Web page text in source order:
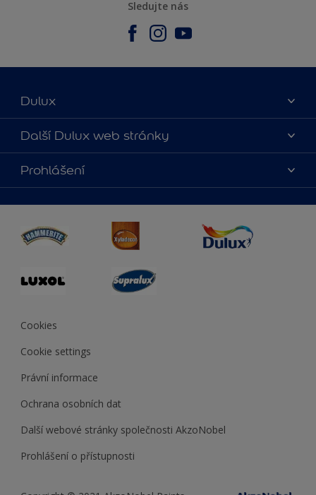
Sledujte nás
Dulux
O nás
Kontaktujte nás
Najít obchod
Další Dulux web stránky
duluxmalir.cz
duluxmaliar.sk
duluxprodejnabarev.cz
duluxpredajnafarieb.sk
Prohlášení
Cookies
Cookie settings
Právní informace
Ochrana osobních dat
Další webové stránky společnosti AkzoNobel
Prohlášení o přístupnosti